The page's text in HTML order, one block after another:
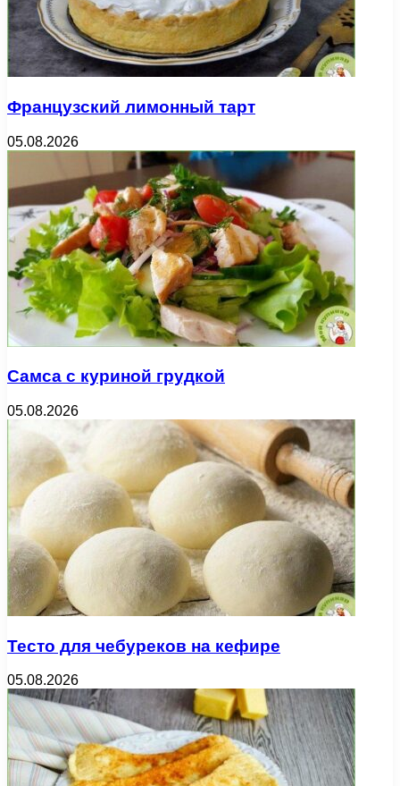
Французский лимонный тарт
05.08.2026
Самса с куриной грудкой
05.08.2026
Тесто для чебуреков на кефире
05.08.2026